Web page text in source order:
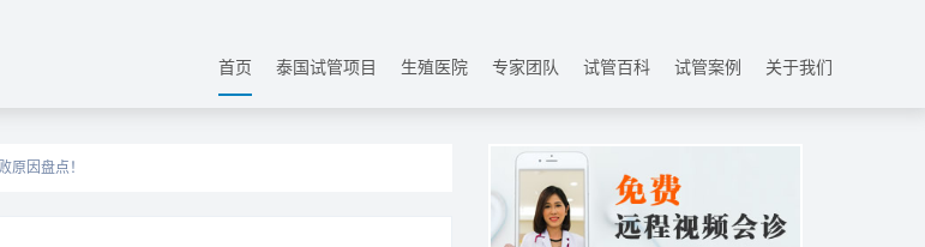
首页 泰国试管项目 生殖医院 专家团队 试管百科 试管案例 关于我们
原因盘点！